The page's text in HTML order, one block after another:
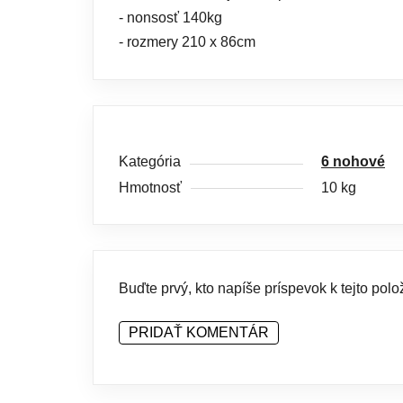
- nonsosť 140kg
- rozmery 210 x 86cm
Kategória
6 nohové
Hmotnosť
10 kg
Buďte prvý, kto napíše príspevok k tejto
PRIDAŤ KOMENTÁR